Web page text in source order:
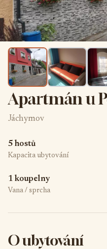
Apartmán u
Jáchymov
5 hostů
Kapacita ubytování
1 koupelny
Vana / sprcha
O ubytování